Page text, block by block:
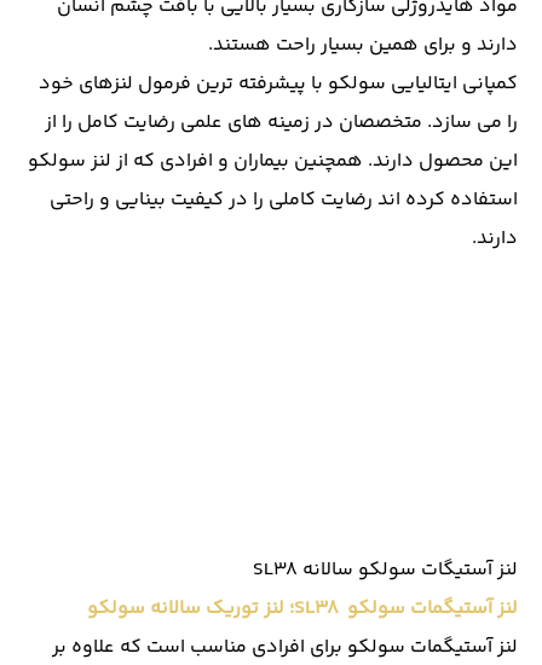
مواد هایدروژلی سازگاری بسیار بالایی با بافت چشم انسان
دارند و برای همین بسیار راحت هستند.
کمپانی ایتالیایی سولکو با پیشرفته ترین فرمول لنزهای خود
را می سازد. متخصصان در زمینه های علمی رضایت کامل را از
این محصول دارند. همچنین بیماران و افرادی که از لنز سولکو
استفاده کرده اند رضایت کاملی را در کیفیت بینایی و راحتی
دارند.
لنز آستیگات سولکو سالانه SL38
لنز آستیگمات سولکو SL38؛ لنز توریک سالانه سولکو
لنز آستیگمات سولکو برای افرادی مناسب است که علاوه بر